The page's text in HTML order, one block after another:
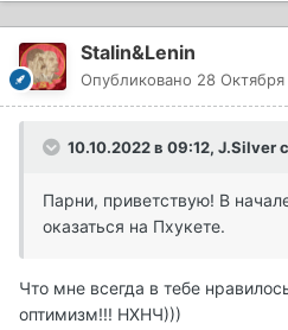
Stalin&Lenin
Опубликовано 28
10.10.2022 в 09:12, J.Silver
Парни, приветствую! В
оказаться на Пхукете.
Что мне всегда в тебе
оптимизм!!! НХНЧ)))